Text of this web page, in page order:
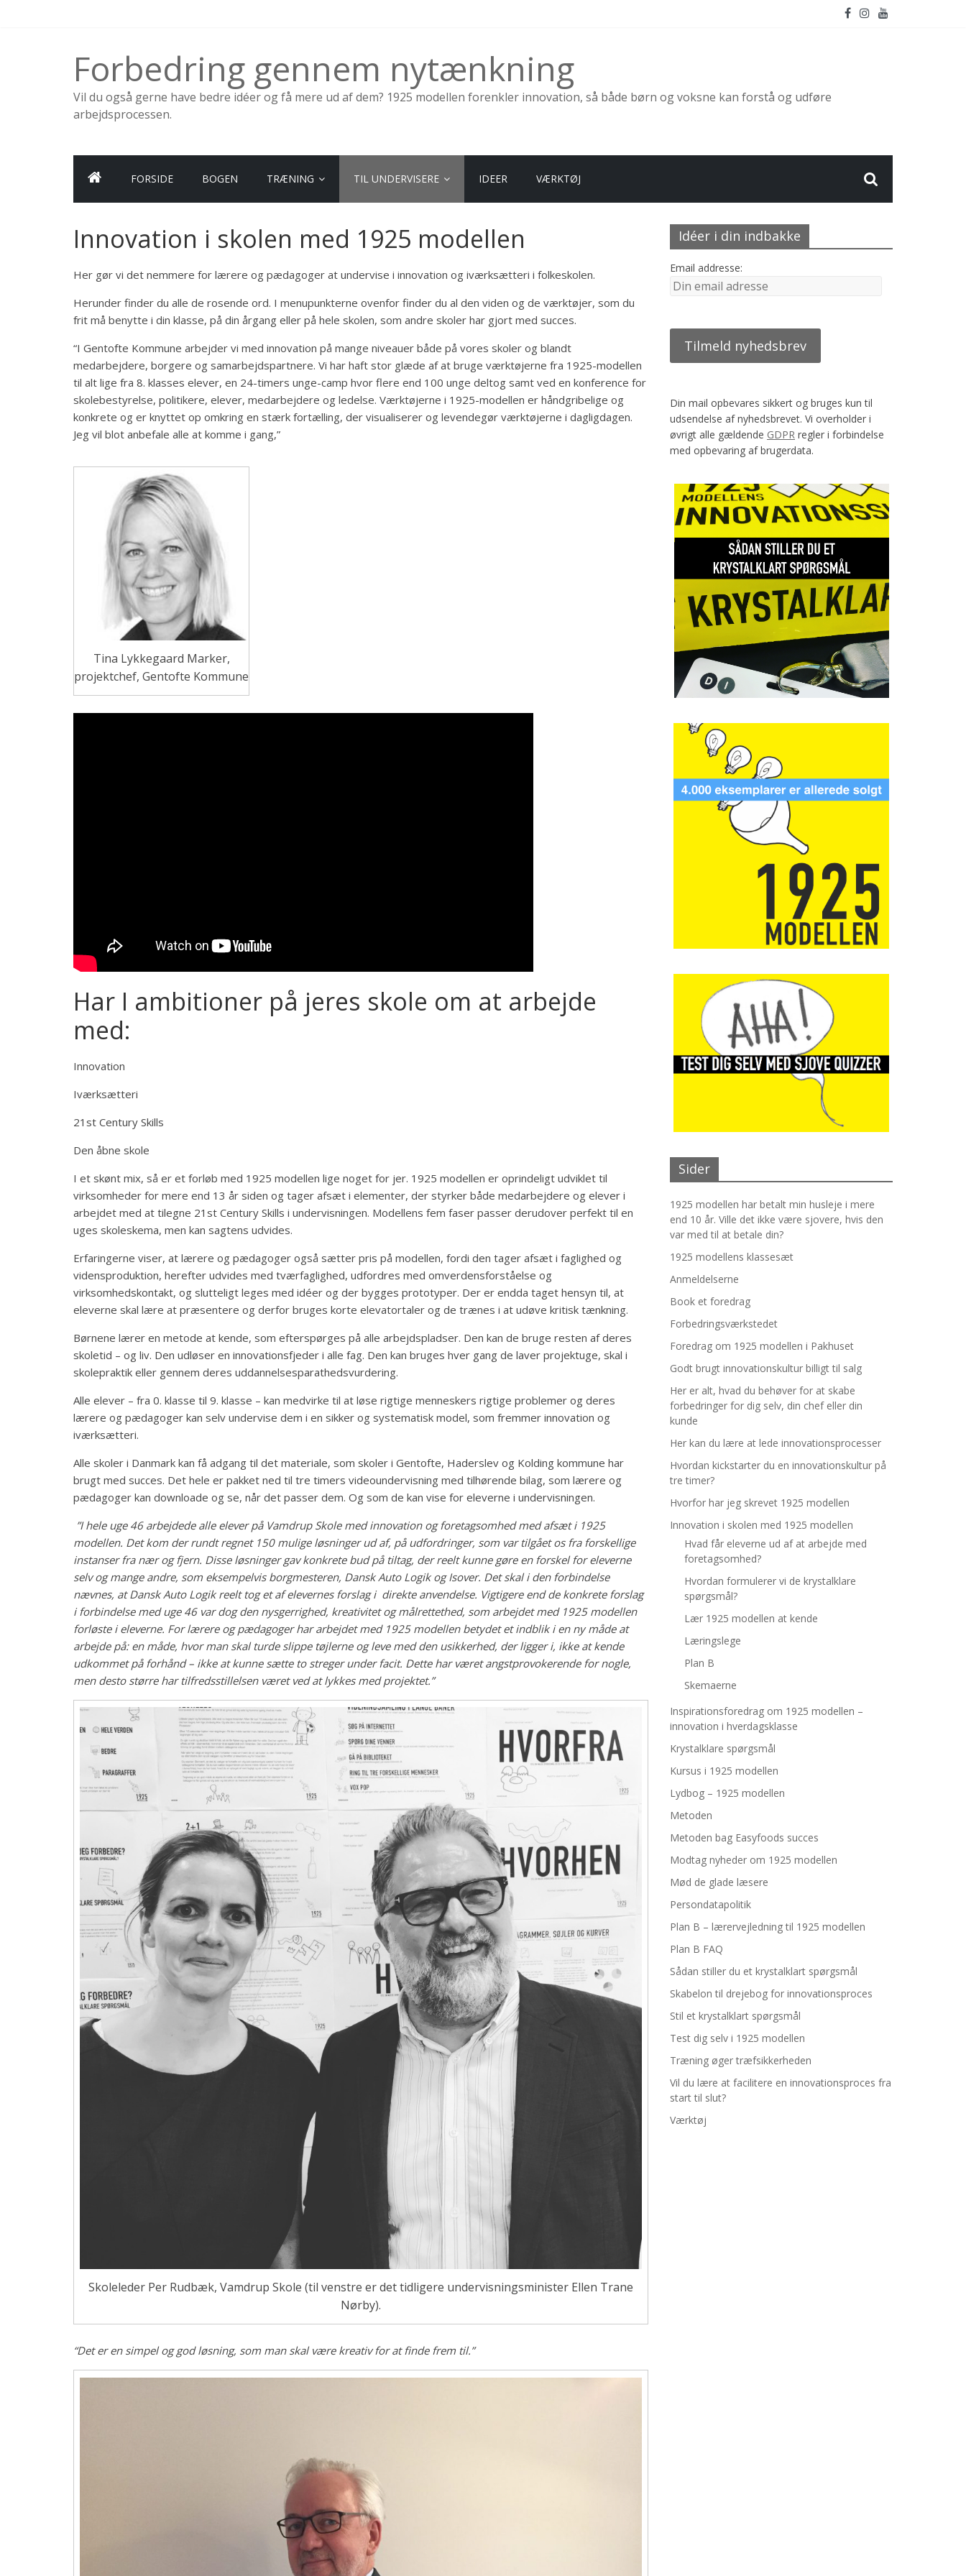
Forbedring gennem nytænkning
Vil du også gerne have bedre idéer og få mere ud af dem? 1925 modellen forenkler innovation, så både børn og voksne kan forstå og udføre
arbejdsprocessen.
FORSIDE BOGEN TRÆNING TIL UNDERVISERE IDEER VÆRKTØJ
Innovation i skolen med 1925 modellen
Her gør vi det nemmere for lærere og pædagoger at undervise i innovation og iværksætteri i folkeskolen.
Herunder finder du alle de rosende ord. I menupunkterne ovenfor finder du al den viden og de værktøjer, som du
frit må benytte i din klasse, på din årgang eller på hele skolen, som andre skoler har gjort med succes.
“I Gentofte Kommune arbejder vi med innovation på mange niveauer både på vores skoler og blandt
medarbejdere, borgere og samarbejdspartnere. Vi har haft stor glæde af at bruge værktøjerne fra 1925-modellen
til alt lige fra 8. klasses elever, en 24-timers unge-camp hvor flere end 100 unge deltog samt ved en konference for
skolebestyrelse, politikere, elever, medarbejdere og ledelse. Værktøjerne i 1925-modellen er håndgribelige og
konkrete og er knyttet op omkring en stærk fortælling, der visualiserer og levendegør værktøjerne i dagligdagen.
Jeg vil blot anbefale alle at komme i gang,”
Tina Lykkegaard Marker,
projektchef, Gentofte Kommune
Har I ambitioner på jeres skole om at arbejde
med:
Innovation
Iværksætteri
21st Century Skills
Den åbne skole
I et skønt mix, så er et forløb med 1925 modellen lige noget for jer. 1925 modellen er oprindeligt udviklet til
virksomheder for mere end 13 år siden og tager afsæt i elementer, der styrker både medarbejdere og elever i
arbejdet med at tilegne 21st Century Skills i undervisningen. Modellens fem faser passer derudover perfekt til en
uges skoleskema, men kan sagtens udvides.
Erfaringerne viser, at lærere og pædagoger også sætter pris på modellen, fordi den tager afsæt i faglighed og
vidensproduktion, herefter udvides med tværfaglighed, udfordres med omverdensforståelse og
virksomhedskontakt, og slutteligt leges med idéer og der bygges prototyper. Der er endda taget hensyn til, at
eleverne skal lære at præsentere og derfor bruges korte elevatortaler og de trænes i at udøve kritisk tænkning.
Børnene lærer en metode at kende, som efterspørges på alle arbejdspladser. Den kan de bruge resten af deres
skoletid – og liv. Den udløser en innovationsfjeder i alle fag. Den kan bruges hver gang de laver projektuge, skal i
skolepraktik eller gennem deres uddannelsesparathedsvurdering.
Alle elever – fra 0. klasse til 9. klasse – kan medvirke til at løse rigtige menneskers rigtige problemer og deres
lærere og pædagoger kan selv undervise dem i en sikker og systematisk model, som fremmer innovation og
iværksætteri.
Alle skoler i Danmark kan få adgang til det materiale, som skoler i Gentofte, Haderslev og Kolding kommune har
brugt med succes. Det hele er pakket ned til tre timers videoundervisning med tilhørende bilag, som lærere og
pædagoger kan downloade og se, når det passer dem. Og som de kan vise for eleverne i undervisningen.
”I hele uge 46 arbejdede alle elever på Vamdrup Skole med innovation og foretagsomhed med afsæt i 1925
modellen. Det kom der rundt regnet 150 mulige løsninger ud af, på udfordringer, som var tilgået os fra forskellige
instanser fra nær og fjern. Disse løsninger gav konkrete bud på tiltag, der reelt kunne gøre en forskel for eleverne
selv og mange andre, som eksempelvis borgmesteren, Dansk Auto Logik og Isover. Det skal i den forbindelse
nævnes, at Dansk Auto Logik reelt tog et af elevernes forslag i direkte anvendelse. Vigtigere end de konkrete forslag
i forbindelse med uge 46 var dog den nysgerrighed, kreativitet og målrettethed, som arbejdet med 1925 modellen
forløste i eleverne. For lærere og pædagoger har arbejdet med 1925 modellen betydet et indblik i en ny måde at
arbejde på: en måde, hvor man skal turde slippe tøjlerne og leve med den usikkerhed, der ligger i, ikke at kende
udkommet på forhånd – ikke at kunne sætte to streger under facit. Dette har været angstprovokerende for nogle,
men desto større har tilfredsstillelsen været ved at lykkes med projektet.”
Skoleleder Per Rudbæk, Vamdrup Skole (til venstre er det tidligere undervisningsminister Ellen Trane
Nørby).
“Det er en simpel og god løsning, som man skal være kreativ for at finde frem til.”
Idéer i din indbakke
Email addresse:
Din mail opbevares sikkert og bruges kun til
udsendelse af nyhedsbrevet. Vi overholder i
øvrigt alle gældende GDPR regler i forbindelse
med opbevaring af brugerdata.
Sider
1925 modellen har betalt min husleje i mere
end 10 år. Ville det ikke være sjovere, hvis den
var med til at betale din?
1925 modellens klassesæt
Anmeldelserne
Book et foredrag
Forbedringsværkstedet
Foredrag om 1925 modellen i Pakhuset
Godt brugt innovationskultur billigt til salg
Her er alt, hvad du behøver for at skabe
forbedringer for dig selv, din chef eller din
kunde
Her kan du lære at lede innovationsprocesser
Hvordan kickstarter du en innovationskultur på
tre timer?
Hvorfor har jeg skrevet 1925 modellen
Innovation i skolen med 1925 modellen
Hvad får eleverne ud af at arbejde med
foretagsomhed?
Hvordan formulerer vi de krystalklare
spørgsmål?
Lær 1925 modellen at kende
Læringslege
Plan B
Skemaerne
Inspirationsforedrag om 1925 modellen –
innovation i hverdagsklasse
Krystalklare spørgsmål
Kursus i 1925 modellen
Lydbog – 1925 modellen
Metoden
Metoden bag Easyfoods succes
Modtag nyheder om 1925 modellen
Mød de glade læsere
Persondatapolitik
Plan B – lærervejledning til 1925 modellen
Plan B FAQ
Sådan stiller du et krystalklart spørgsmål
Skabelon til drejebog for innovationsproces
Stil et krystalklart spørgsmål
Test dig selv i 1925 modellen
Træning øger træfsikkerheden
Vil du lære at facilitere en innovationsproces fra
start til slut?
Værktøj